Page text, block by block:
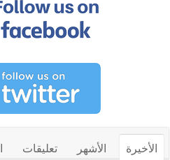
الأخيرة الأشهر تعليقات